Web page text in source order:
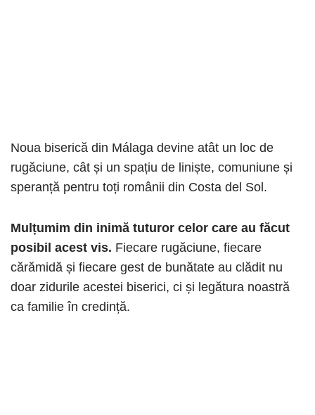
Noua biserică din Málaga devine atât un loc de
rugăciune, cât și un spațiu de liniște, comuniune și
speranță pentru toți românii din Costa del Sol.
Mulțumim din inimă tuturor celor care au făcut
posibil acest vis. Fiecare rugăciune, fiecare
cărămidă și fiecare gest de bunătate au clădit nu
doar zidurile acestei biserici, ci și legătura noastră
ca familie în credință.